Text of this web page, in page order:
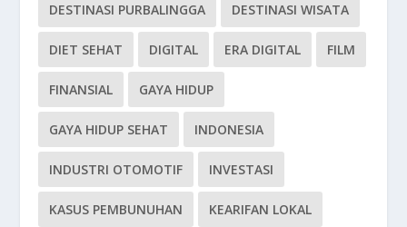
DESTINASI PURBALINGGA DESTINASI WISATA
DIET SEHAT DIGITAL ERA DIGITAL FILM
FINANSIAL GAYA HIDUP
GAYA HIDUP SEHAT INDONESIA
INDUSTRI OTOMOTIF INVESTASI
KASUS PEMBUNUHAN KEARIFAN LOKAL